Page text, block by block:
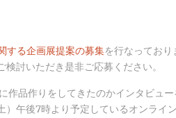
する企画展提案の募集を行なっており
討いただき是非ご応募ください。
品作りをしてきたのかインタビュー
午後7時より予定しているオンライ